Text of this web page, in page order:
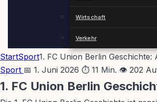
Wirtschaft
Verkehr
StartSport1. FC Union Berlin
Sport 📅 1. Juni 2026 ⏱ 11 Min. 👁 202
1. FC Union Berlin